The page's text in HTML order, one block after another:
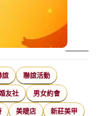
誼 聯誼活動
友社 男女約會
美睫店 新莊美甲